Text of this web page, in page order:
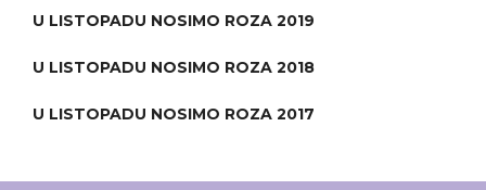
U LISTOPADU NOSIMO ROZA 2019
U LISTOPADU NOSIMO ROZA 2018
U LISTOPADU NOSIMO ROZA 2017